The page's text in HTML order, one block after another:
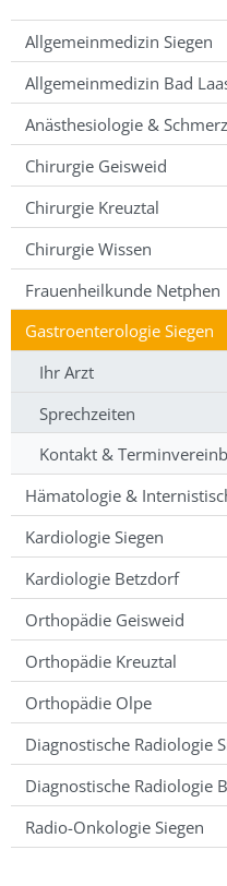
Allgemeinmedizin Siegen
Allgemeinmedizin Bad
Anästhesiologie &
Chirurgie Geisweid
Chirurgie Kreuztal
Chirurgie Wissen
Frauenheilkunde Netphen
Gastroenterologie Siegen
Ihr Arzt
Sprechzeiten
Kontakt &
Hämatologie &
Kardiologie Siegen
Kardiologie Betzdorf
Orthopädie Geisweid
Orthopädie Kreuztal
Orthopädie Olpe
Diagnostische Radiologie
Diagnostische Radiologie
Radio-Onkologie Siegen